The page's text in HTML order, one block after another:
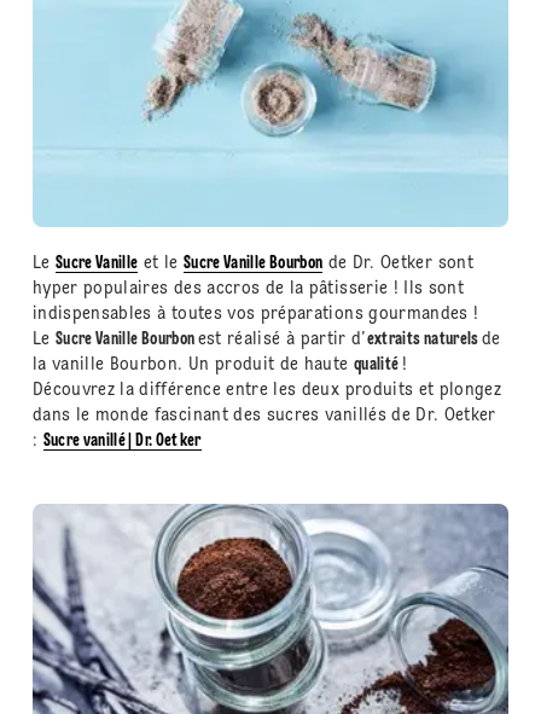
Le Sucre Vanille et le Sucre Vanille Bourbon de Dr. Oetker sont
hyper populaires des accros de la pâtisserie ! Ils sont
indispensables à toutes vos préparations gourmandes !
Le Sucre Vanille Bourbon est réalisé à partir d’ extraits naturels de
la vanille Bourbon. Un produit de haute qualité !
Découvrez la différence entre les deux produits et plongez
dans le monde fascinant des sucres vanillés de Dr. Oetker
: Sucre vanillé | Dr. Oetker